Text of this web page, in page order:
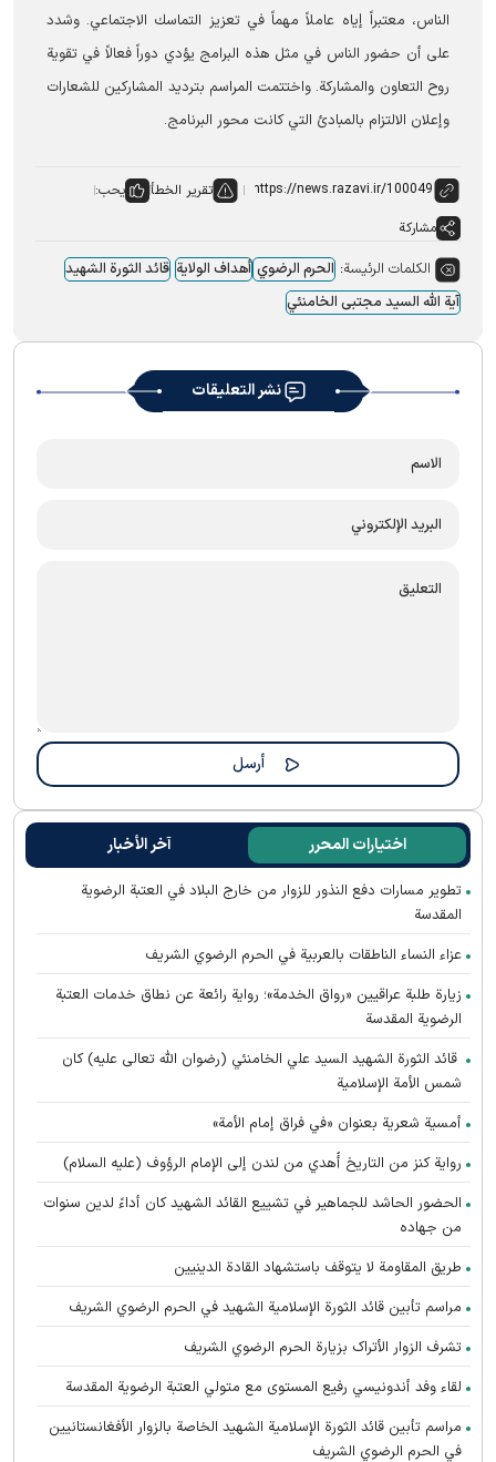
الناس، معتبراً إياه عاملاً مهماً في تعزيز التماسك الاجتماعي. وشدد
علی أن حضور الناس في مثل هذه البرامج يؤدي دوراً فعالاً في تقوية
روح التعاون والمشاركة. واختتمت المراسم بترديد المشاركين للشعارات
وإعلان الالتزام بالمبادئ التي كانت محور البرنامج.
تقرير الخطأ
يحب:
مشاركة
الكلمات الرئيسة: الحرم الرضوي أهداف الولایة قائد الثورة الشهید
آیة الله السید مجتبی الخامنئي
نشر التعليقات
اختيارات المحرر آخر الأخبار
تطوير مسارات دفع النذور للزوار من خارج البلاد في العتبة الرضوية
المقدسة
عزاء النساء الناطقات بالعربية في الحرم الرضوي الشريف
زيارة طلبة عراقيين «رواق الخدمة»؛ رواية رائعة عن نطاق خدمات العتبة
الرضوية المقدسة
قائد الثورة الشهيد السيد علي الخامنئي (رضوان الله تعالى عليه) كان
شمس الأمة الإسلامية
أمسية شعرية بعنوان «في فراق إمام الأمة»
رواية كنز من التاريخ أُهدي من لندن إلى الإمام الرؤوف (عليه السلام)
الحضور الحاشد للجماهير في تشييع القائد الشهيد كان أداءً لدين سنوات
من جهاده
طريق المقاومة لا يتوقف باستشهاد القادة الدينيين
مراسم تأبين قائد الثورة الإسلامية الشهید في الحرم الرضوي الشریف
تشرف الزوار الأتراک بزیارة الحرم الرضوي الشریف
لقاء وفد أندونیسي رفيع المستوى مع متولي العتبة الرضوية المقدسة
مراسم تأبین قائد الثورة الإسلامية الشهيد الخاصة بالزوار الأفغانستانیین
في الحرم الرضوي الشریف